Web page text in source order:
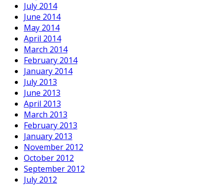
July 2014
June 2014
May 2014
April 2014
March 2014
February 2014
January 2014
July 2013
June 2013
April 2013
March 2013
February 2013
January 2013
November 2012
October 2012
September 2012
July 2012